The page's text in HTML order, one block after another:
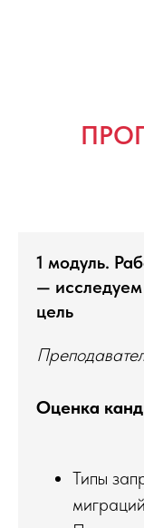
1 модуль.
—
цель
Оценка
Типы
миграций